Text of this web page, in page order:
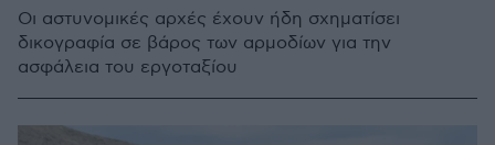
Οι αστυνομικές αρχές έχουν ήδη σχηματίσει
δικογραφία σε βάρος των αρμοδίων για την
ασφάλεια του εργοταξίου